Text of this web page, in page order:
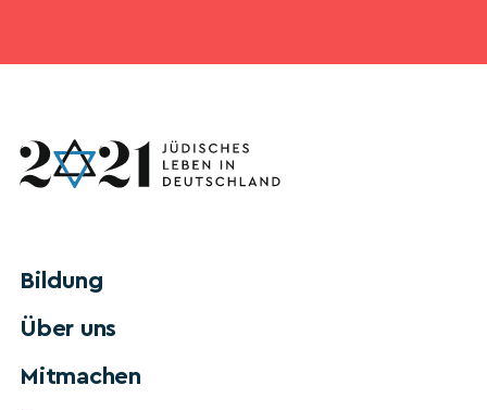
Bildung
Über uns
Mitmachen